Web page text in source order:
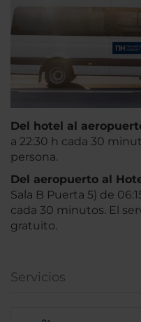
Del hotel al
a 22:30 h cada 30
persona.
Del aeropuerto al
Sala B Puerta 5) de
cada 30 minutos. El
gratuito.
Servicios